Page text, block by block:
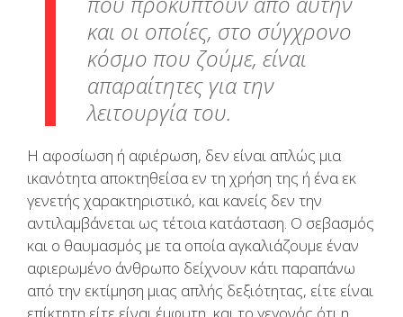
και οι οποίες, στο σύγχρονο
κόσμο που ζούμε, είναι
απαραίτητες για την
λειτουργία του.
Η αφοσίωση ή αφιέρωση, δεν είναι απλώς μια
ικανότητα αποκτηθείσα εν τη χρήση της ή ένα εκ
γενετής χαρακτηριστικό, και κανείς δεν την
αντιλαμβάνεται ως τέτοια κατάσταση. Ο σεβασμός
και ο θαυμασμός με τα οποία αγκαλιάζουμε έναν
αφιερωμένο άνθρωπο δείχνουν κάτι παραπάνω
από την εκτίμηση μιας απλής δεξιότητας, είτε είναι
επίκτητη είτε είναι έμφυτη, και το γεγονός ότι η